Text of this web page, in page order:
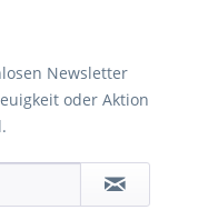
Newsletter
oder Aktion